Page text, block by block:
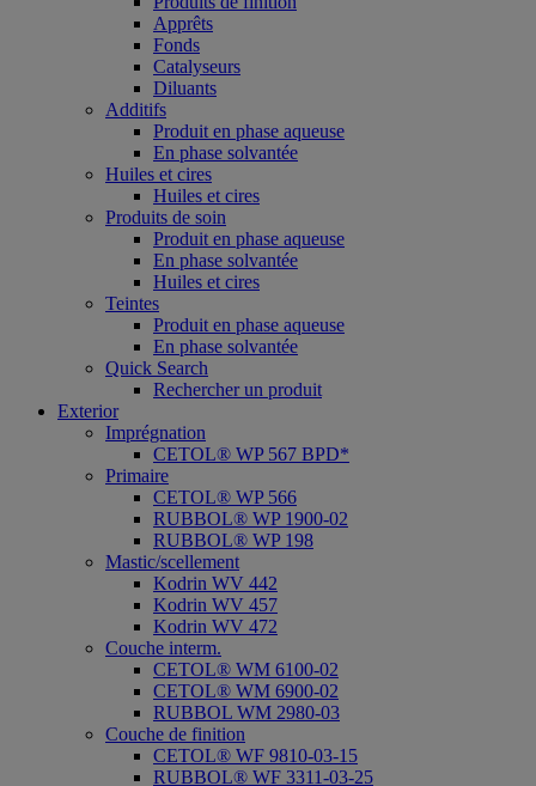
Apprêts
Fonds
Catalyseurs
Diluants
Additifs
Produit en phase aqueuse
En phase solvantée
Huiles et cires
Huiles et cires
Produits de soin
Produit en phase aqueuse
En phase solvantée
Huiles et cires
Teintes
Produit en phase aqueuse
En phase solvantée
Quick Search
Rechercher un produit
Exterior
Imprégnation
CETOL® WP 567 BPD*
Primaire
CETOL® WP 566
RUBBOL® WP 1900-02
RUBBOL® WP 198
Mastic/scellement
Kodrin WV 442
Kodrin WV 457
Kodrin WV 472
Couche interm.
CETOL® WM 6100-02
CETOL® WM 6900-02
RUBBOL WM 2980-03
Couche de finition
CETOL® WF 9810-03-15
RUBBOL® WF 3311-03-25